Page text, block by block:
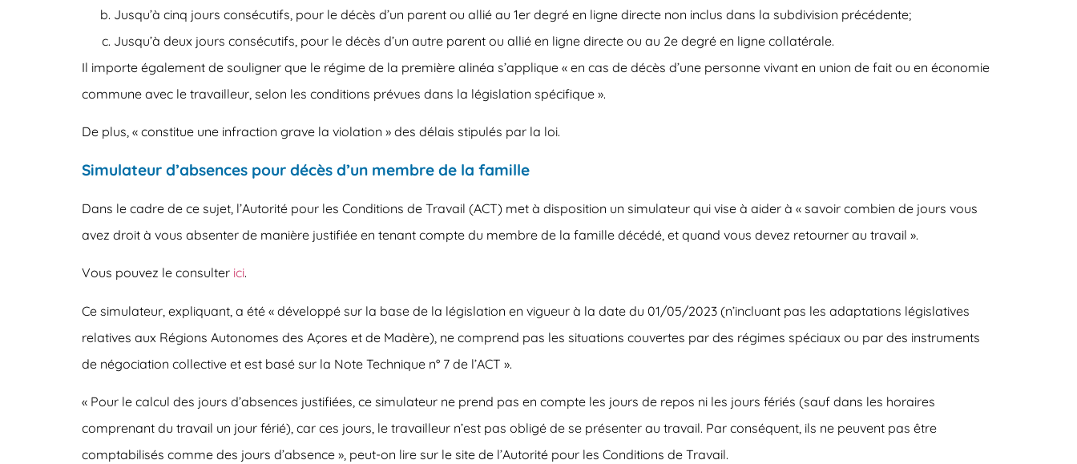
Jusqu’à cinq jours consécutifs , pour le décès d’un parent ou allié au 1er degré en ligne directe non inclus dans la subdivision précédente;
Jusqu’à deux jours consécutifs , pour le décès d’un autre parent ou allié en ligne directe ou au 2e degré en ligne collatérale.
Il importe également de souligner que le régime de la première alinéa s’applique « en cas de décès d’une personne vivant en union de fait ou en économie
commune avec le travailleur, selon les conditions prévues dans la législation spécifique ».
De plus, « constitue une infraction grave la violation » des délais stipulés par la loi.
Simulateur d’absences pour décès d’un membre de la famille
Dans le cadre de ce sujet, l’Autorité pour les Conditions de Travail (ACT) met à disposition un simulateur qui vise à aider à « savoir combien de jours vous
avez droit à vous absenter de manière justifiée en tenant compte du membre de la famille décédé, et quand vous devez retourner au travail ».
Vous pouvez le consulter ici.
Ce simulateur, expliquant, a été « développé sur la base de la législation en vigueur à la date du 01/05/2023 (n’incluant pas les adaptations législatives
relatives aux Régions Autonomes des Açores et de Madère), ne comprend pas les situations couvertes par des régimes spéciaux ou par des instruments
de négociation collective et est basé sur la Note Technique n° 7 de l’ACT ».
« Pour le calcul des jours d’absences justifiées, ce simulateur ne prend pas en compte les jours de repos ni les jours fériés (sauf dans les horaires
comprenant du travail un jour férié), car ces jours, le travailleur n’est pas obligé de se présenter au travail. Par conséquent, ils ne peuvent pas être
comptabilisés comme des jours d’absence », peut-on lire sur le site de l’Autorité pour les Conditions de Travail.